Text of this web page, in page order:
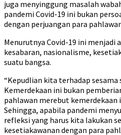
juga menyinggung masalah
pandemi Covid-19 ini bukan
dengan perjuangan para
Menurutnya Covid-19 ini menjadi
kesabaran, nasionalisme,
suatu bangsa.
“Kepudlian kita terhadap
Kemerdekaan ini bukan
pahlawan merebut kemerdekaan
Sehingga, apabila pandemi
refleksi yang harus kita lakukan
kesetiakawanan dengan para